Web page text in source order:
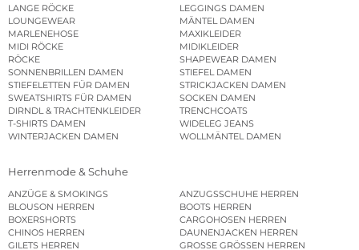
LANGE RÖCKE
LEGGINGS DAMEN
LOUNGEWEAR
MÄNTEL DAMEN
MARLENEHOSE
MAXIKLEIDER
MIDI RÖCKE
MIDIKLEIDER
RÖCKE
SHAPEWEAR DAMEN
SONNENBRILLEN DAMEN
STIEFEL DAMEN
STIEFELETTEN FÜR DAMEN
STRICKJACKEN DAMEN
SWEATSHIRTS FÜR DAMEN
SOCKEN DAMEN
DIRNDL & TRACHTENKLEIDER
TRENCHCOATS
T-SHIRTS DAMEN
WIDELEG JEANS
WINTERJACKEN DAMEN
WOLLMÄNTEL DAMEN
Herrenmode & Schuhe
ANZÜGE & SMOKINGS
ANZUGSSCHUHE HERREN
BLOUSON HERREN
BOOTS HERREN
BOXERSHORTS
CARGOHOSEN HERREN
CHINOS HERREN
DAUNENJACKEN HERREN
GILETS HERREN
GROSSE GRÖSSEN HERREN